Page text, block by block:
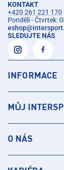
KONTAKT
+420 261 221 170
Pondělí - Čtvrtek:
eshop@
SLEDUJTE NÁS
INFORMACE
MŮJ
O NÁS